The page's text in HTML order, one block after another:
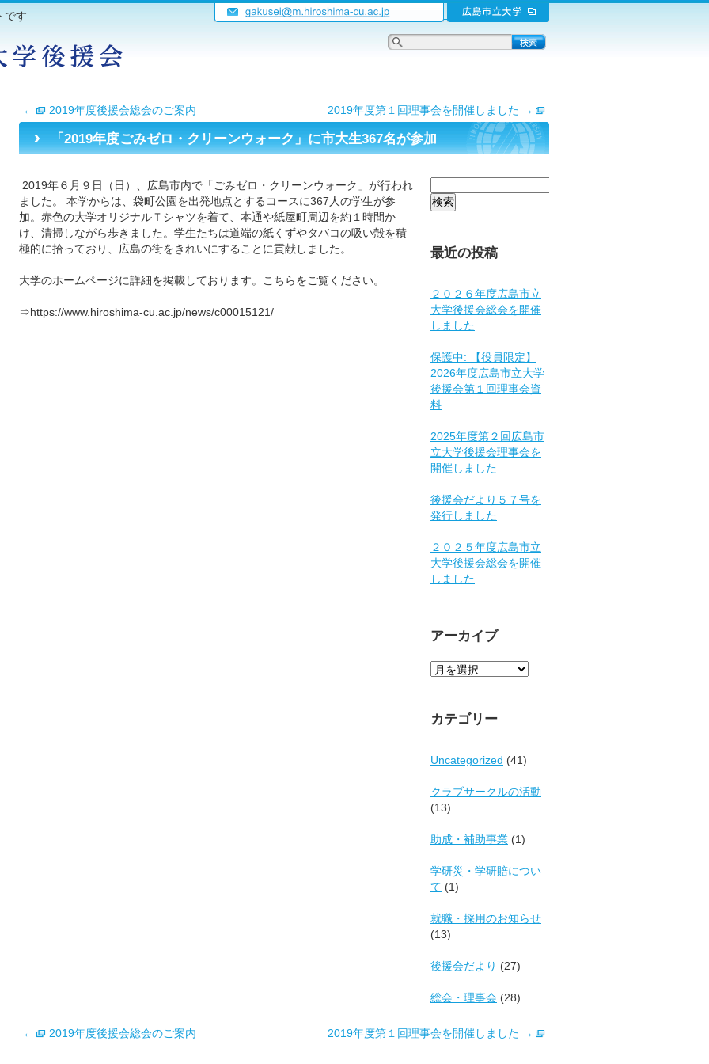
です
← 2019年度後援会総会のご案内 2019年度第１回理事会を開催しました →
「2019年度ごみゼロ・クリーンウォーク」に市大生367名が参加
2019年６月９日（日）、広島市内で「ごみゼロ・クリーンウォーク」が行われ
ました。 本学からは、袋町公園を出発地点とするコースに367人の学生が参
加。赤色の大学オリジナルＴシャツを着て、本通や紙屋町周辺を約１時間か
け、清掃しながら歩きました。学生たちは道端の紙くずやタバコの吸い殻を積
極的に拾っており、広島の街をきれいにすることに貢献しました。
大学のホームページに詳細を掲載しております。こちらをご覧ください。
⇒https://www.hiroshima-cu.ac.jp/news/c00015121/
索:
最近の投稿
２０２６年度広島市立
大学後援会総会を開催
しました
保護中: 【役員限定】
2026年度広島市立大学
後援会第１回理事会資
料
2025年度第２回広島市
立大学後援会理事会を
開催しました
後援会だより５７号を
発行しました
２０２５年度広島市立
大学後援会総会を開催
しました
アーカイブ
ア
イ
カテゴリー
Uncategorized (41)
クラブサークルの活動
(13)
助成・補助事業 (1)
学研災・学研賠につい
て (1)
就職・採用のお知らせ
(13)
後援会だより (27)
総会・理事会 (28)
← 2019年度後援会総会のご案内 2019年度第１回理事会を開催しました →